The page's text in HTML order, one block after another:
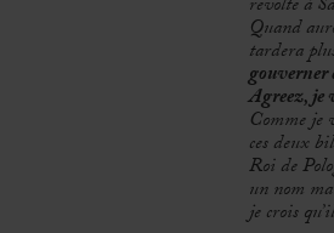
revolte á
Quand
tardera
gouverner
Agreez, je
Comme je
ces deux
Roi de
un nom
je crois